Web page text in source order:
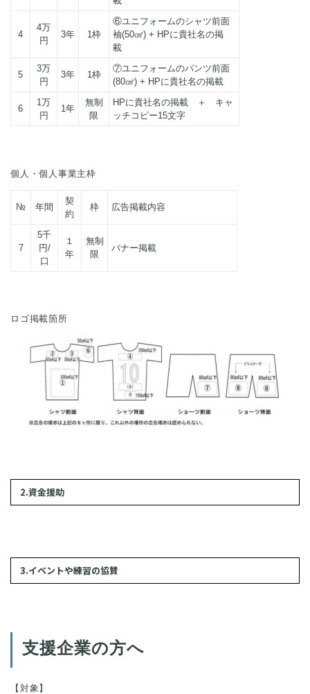
4
4万
円
3年 1枠
⑥ユニフォームのシャツ前面
袖(50㎠) + HPに貴社名の掲
載
5
3万
円
3年 1枠
⑦ユニフォームのパンツ前面
(80㎠) + HPに貴社名の掲載
6
1万
円
1年
無制
限
HPに貴社名の掲載 ＋ キャ
ッチコピー15文字
個人・個人事業主枠
№ 年間
契
約
枠 広告掲載内容
7
5千
円/
口
１
年
無制
限
バナー掲載
ロゴ掲載箇所
2.資金援助
3.イベントや練習の協賛
支援企業の方へ
【対象】